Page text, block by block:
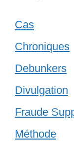
Cas
Chroniques
Debunkers
Divulgation
Fraude
Méthode